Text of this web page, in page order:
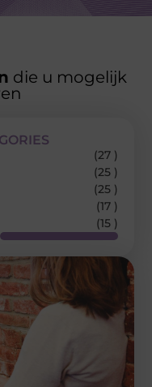
die u mogelijk
(27 )
(25 )
(25 )
(17 )
(15 )